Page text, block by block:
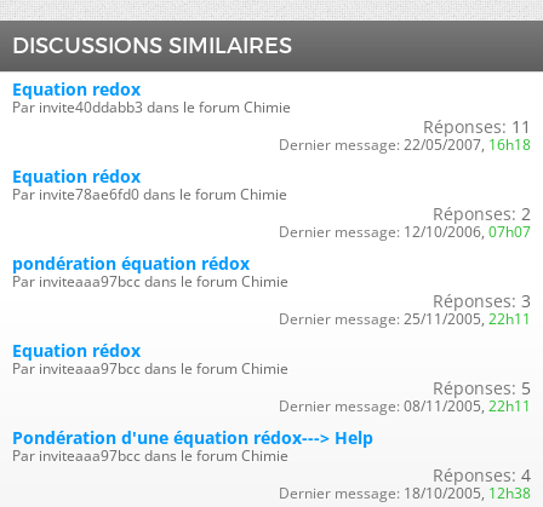
DISCUSSIONS SIMILAIRES
Equation redox
Par invite40ddabb3 dans le forum Chimie
Réponses: 11
Dernier message: 22/05/2007, 16h18
Equation rédox
Par invite78ae6fd0 dans le forum Chimie
Réponses: 2
Dernier message: 12/10/2006, 07h07
pondération équation rédox
Par inviteaaa97bcc dans le forum Chimie
Réponses: 3
Dernier message: 25/11/2005, 22h11
Equation rédox
Par inviteaaa97bcc dans le forum Chimie
Réponses: 5
Dernier message: 08/11/2005, 22h11
Pondération d'une équation rédox---> Help
Par inviteaaa97bcc dans le forum Chimie
Réponses: 4
Dernier message: 18/10/2005, 12h38